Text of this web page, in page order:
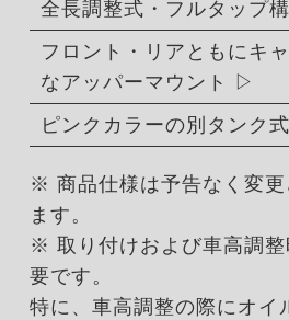
全長調整式・フルタップ
フロント・リアともにキ
なアッパーマウント
ピンクカラーの別タンク
※ 商品仕様は予告なく変更
ます。
※ 取り付けおよび車高調
要です。
特に、車高調整の際にオイ